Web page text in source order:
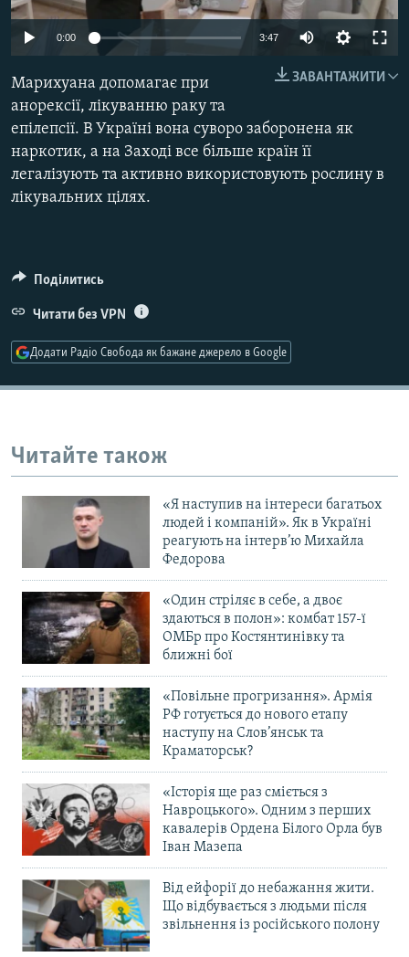
МУЛЬТИМЕДІА
ФОТО
СПЕЦПРОЄКТИ
ПОДКАСТИ
КРИМ РЕАЛІЇ
РУС
0:00 3:47
ЗАВАНТАЖИТИ
Марихуана допомагає при
анорексії, лікуванню раку та
епілепсії. В Україні вона суворо заборонена як
наркотик, а на Заході все більше країн її
легалізують та активно використовують рослину в
лікувальних цілях.
Поділитись
Читати без VPN
Додати Радіо Свобода як бажане джерело в Google
Читайте також
«Я наступив на інтереси багатьох
людей і компаній». Як в Україні
реагують на інтерв’ю Михайла
Федорова
«Один стріляє в себе, а двоє
здаються в полон»: комбат 157-ї
ОМБр про Костянтинівку та
ближні бої
«Повільне прогризання». Армія
РФ готується до нового етапу
наступу на Слов’янськ та
Краматорськ?
«Історія ще раз сміється з
Навроцького». Одним з перших
кавалерів Ордена Білого Орла був
Іван Мазепа
Від ейфорії до небажання жити.
Що відбувається з людьми після
звільнення із російського полону